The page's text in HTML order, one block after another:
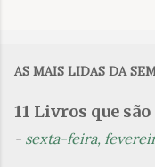
n
t
AS MAIS LIDAS DA
11 Livros que
- sexta-feira,